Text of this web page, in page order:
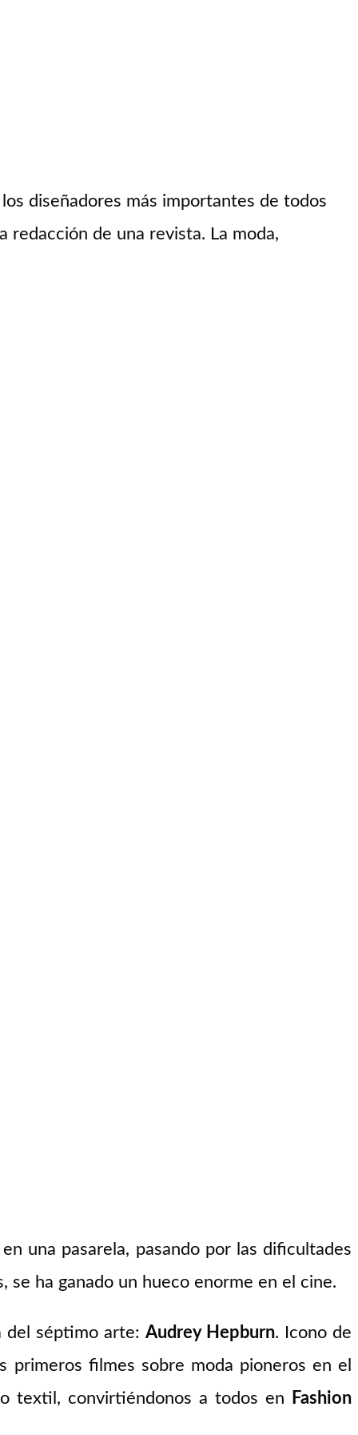
diseñadores más importantes de todos
redacción de una revista. La moda,
una pasarela, pasando por las dificultades
se ha ganado un hueco enorme en el cine.
del séptimo arte:Audrey Hepburn. Icono de
primeros filmes sobre moda pioneros en el
textil, convirtiéndonos a todos en
Fashion